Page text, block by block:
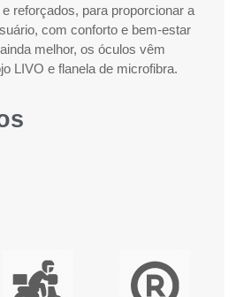
reforçados, para proporcionar a
com conforto e bem-estar
melhor, os óculos vêm
LIVO e flanela de microfibra.